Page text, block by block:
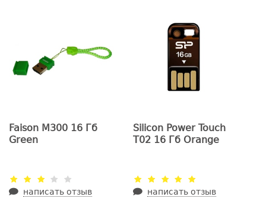
Faison M300 16 Гб
Green
написать отзыв
Silicon Power Touch
T02 16 Гб Orange
написать отзыв